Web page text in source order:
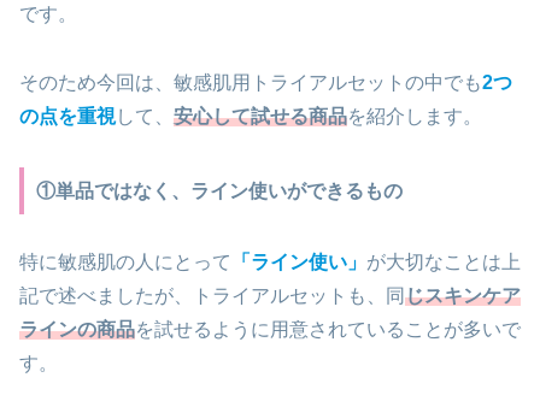
です。
そのため今回は、敏感肌用トライアルセットの中でも2つ
の点を重視して、 安心して試せる商品を紹介します。
①単品ではなく、ライン使いができるもの
特に敏感肌の人にとって 「ライン使い」 が大切なことは上
記で述べましたが、トライアルセットも、同じスキンケア
ラインの商品を試せるように用意されていることが多いで
す。